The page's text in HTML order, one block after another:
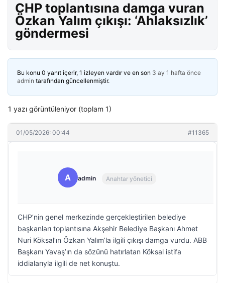
CHP toplantısına damga vuran
Özkan Yalım çıkışı: ‘Ahlaksızlık’
göndermesi
Bu konu 0 yanıt içerir, 1 izleyen vardır ve en son 3 ay 1 hafta önce
admin tarafından güncellenmiştir.
1 yazı görüntüleniyor (toplam 1)
01/05/2026: 00:44 #11365
A admin Anahtar yönetici
CHP’nin genel merkezinde gerçekleştirilen belediye
başkanları toplantısına Akşehir Belediye Başkanı Ahmet
Nuri Köksal’ın Özkan Yalım’la ilgili çıkışı damga vurdu. ABB
Başkanı Yavaş’ın da sözünü hatırlatan Köksal istifa
iddialarıyla ilgili de net konuştu.